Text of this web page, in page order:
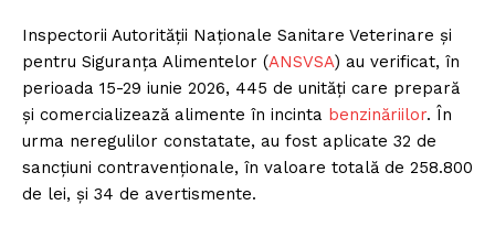
Inspectorii Autorității Naționale Sanitare Veterinare și
pentru Siguranța Alimentelor (ANSVSA) au verificat, în
perioada 15-29 iunie 2026, 445 de unități care prepară
și comercializează alimente în incinta benzinăriilor. În
urma neregulilor constatate, au fost aplicate 32 de
sancțiuni contravenționale, în valoare totală de 258.800
de lei, și 34 de avertismente.